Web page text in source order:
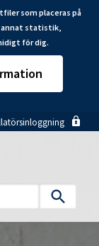
som placeras på
annat statistik,
för dig.